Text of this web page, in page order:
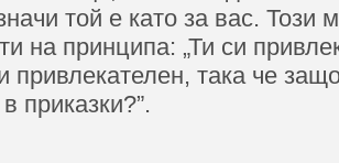
той е като за вас. Този
на принципа: „Ти си
привлекателен, така че
приказки?”.